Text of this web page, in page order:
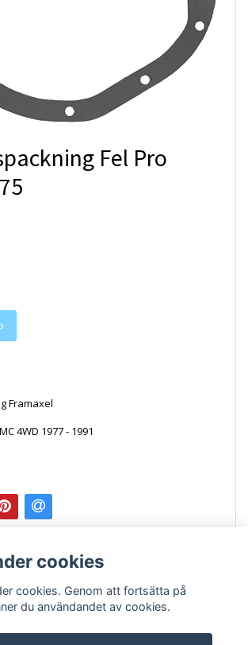
Fel Pro
Framaxel
4WD 1977 - 1991
cookies
cookies. Genom att fortsätta på
du användandet av cookies.